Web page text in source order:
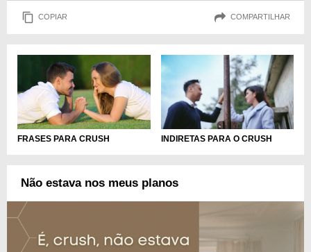
COPIAR COMPARTILHAR
FRASES PARA CRUSH INDIRETAS PARA O CRUSH
Não estava nos meus planos